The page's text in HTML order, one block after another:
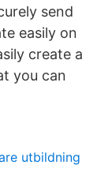
send
easily on
create a
you can
utbildning